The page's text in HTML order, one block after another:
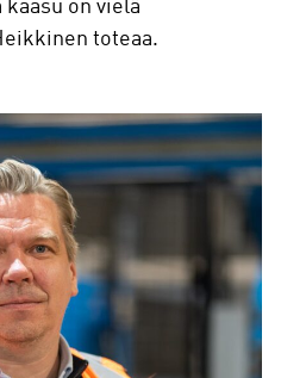
kaasu on vielä
toteaa.